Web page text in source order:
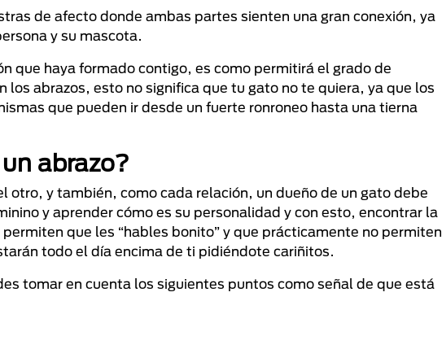
de afecto donde ambas partes sienten una gran conexión, ya
y su mascota.
que haya formado contigo, es como permitirá el grado de
abrazos, esto no significa que tu gato no te quiera, ya que los
que pueden ir desde un fuerte ronroneo hasta una tierna
abrazo?
y también, como cada relación, un dueño de un gato debe
y aprender cómo es su personalidad y con esto, encontrar la
que les “hables bonito” y que prácticamente no permiten
todo el día encima de ti pidiéndote cariñitos.
tomar en cuenta los siguientes puntos como señal de que está